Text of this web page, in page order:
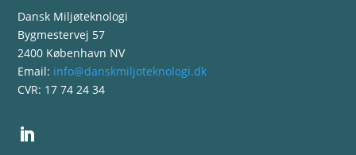
Dansk Miljøteknologi
Bygmestervej 57
2400 København NV
Email: info@danskmiljoteknologi.dk
CVR: 17 74 24 34